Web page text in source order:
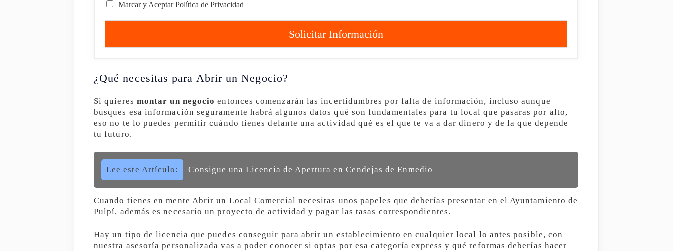
Marcar y Aceptar Política de Privacidad
Solicitar Información
¿Qué necesitas para Abrir un Negocio?
Si quieres montar un negocio entonces comenzarán las incertidumbres por falta de información, incluso aunque
busques esa información seguramente habrá algunos datos qué son fundamentales para tu local que pasaras por alto,
eso no te lo puedes permitir cuándo tienes delante una actividad qué es el que te va a dar dinero y de la que depende
tu futuro.
Lee este Artículo: Consigue una Licencia de Apertura en Cendejas de Enmedio
Cuando tienes en mente Abrir un Local Comercial necesitas unos papeles que deberías presentar en el Ayuntamiento de
Pulpí, además es necesario un proyecto de actividad y pagar las tasas correspondientes.
Hay un tipo de licencia que puedes conseguir para abrir un establecimiento en cualquier local lo antes posible, con
nuestra asesoría personalizada vas a poder conocer si optas por esa categoría express y qué reformas deberías hacer